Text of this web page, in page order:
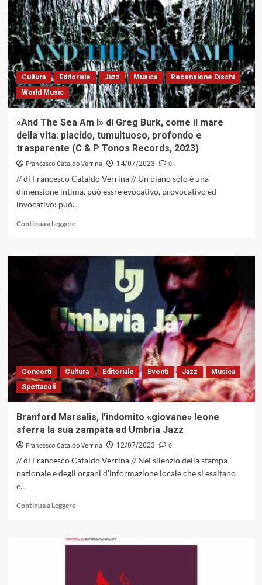
Paolo
Conte,
all’Arena
Santa
Giuliana…
sotto
le
stelle
cadenti
del
Cultura Editoriale Jazz Musica
Recensione Dischi
World Music
«And The Sea Am I» di Greg Burk, come il mare
della vita: placido, tumultuoso, profondo e
trasparente (C & P Tonos Records, 2023)
Francesco Cataldo Verrina 14/07/2023
0
// di Francesco Cataldo Verrina // Un piano solo è una
dimensione intima, può essre evocativo, provocativo ed
invocativo: può...
Continua a LeggereLeggi
su
Sea
Am
I»
di
Greg
come
il
mare
della
vita:
tumultuoso,
profondo
e
(C
&
Records,
Concerti Cultura Editoriale Eventi Jazz
Musica
Spettacoli
Branford Marsalis, l’indomito «giovane» leone
sferra la sua zampata ad Umbria Jazz
Francesco Cataldo Verrina 12/07/2023
0
// di Francesco Cataldo Verrina // Nel silenzio della stampa
nazionale e degli organi d'informazione locale che si esaltano
e...
Continua a LeggereLeggi
su
Branford
l’indomito
«giovane»